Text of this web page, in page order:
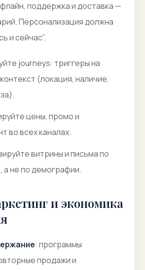
поддержка и доставка —
Персонализация должна
и сейчас”.
journeys: триггеры на
(локация, наличие,
цены, промо и
во всех каналах.
витрины и письма по
не по демографии.
и экономика
: программы
продажи и